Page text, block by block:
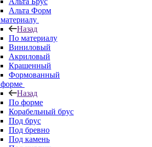
Альта Форм
Назад
По материалу
Виниловый
Акриловый
Крашенный
Формованный
Назад
По форме
Корабельный брус
Под брус
Под бревно
Под камень